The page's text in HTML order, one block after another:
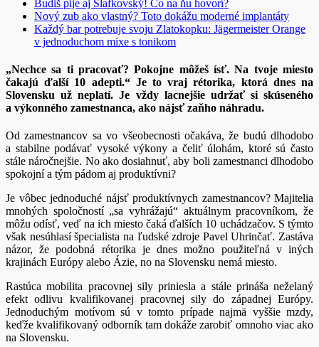
Budiš pije aj Slafkovský! Čo na ňu hovorí?
Nový zub ako vlastný? Toto dokážu moderné implantáty
Každý bar potrebuje svoju Zlatokopku: Jägermeister Orange
v jednoduchom mixe s tonikom
„Nechce sa ti pracovať? Pokojne môžeš ísť. Na tvoje miesto
čakajú ďalší 10 adepti.“ Je to vraj rétorika, ktorá dnes na
Slovensku už neplatí. Je vždy lacnejšie udržať si skúseného
a výkonného zamestnanca, ako nájsť zaňho náhradu.
Od zamestnancov sa vo všeobecnosti očakáva, že budú dlhodobo
a stabilne podávať vysoké výkony a čeliť úlohám, ktoré sú často
stále náročnejšie. No ako dosiahnuť, aby boli zamestnanci dlhodobo
spokojní a tým pádom aj produktívni?
Je vôbec jednoduché nájsť produktívnych zamestnancov? Majitelia
mnohých spoločností „sa vyhrážajú“ aktuálnym pracovníkom, že
môžu odísť, veď na ich miesto čaká ďalších 10 uchádzačov. S týmto
však nesúhlasí špecialista na ľudské zdroje Pavel Uhrinčať. Zastáva
názor, že podobná rétorika je dnes možno použiteľná v iných
krajinách Európy alebo Ázie, no na Slovensku nemá miesto.
Rastúca mobilita pracovnej sily priniesla a stále prináša neželaný
efekt odlivu kvalifikovanej pracovnej sily do západnej Európy.
Jednoduchým motívom sú v tomto prípade najmä vyššie mzdy,
keďže kvalifikovaný odborník tam dokáže zarobiť omnoho viac ako
na Slovensku.